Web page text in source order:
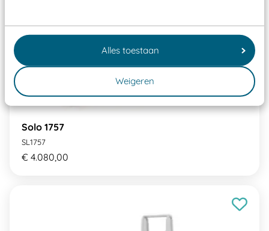
Alles toestaan
Weigeren
Solo 1757
SL1757
€ 4.080,00